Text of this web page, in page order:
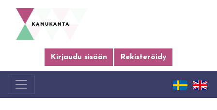
Kirjaudu sisään Rekisteröidy